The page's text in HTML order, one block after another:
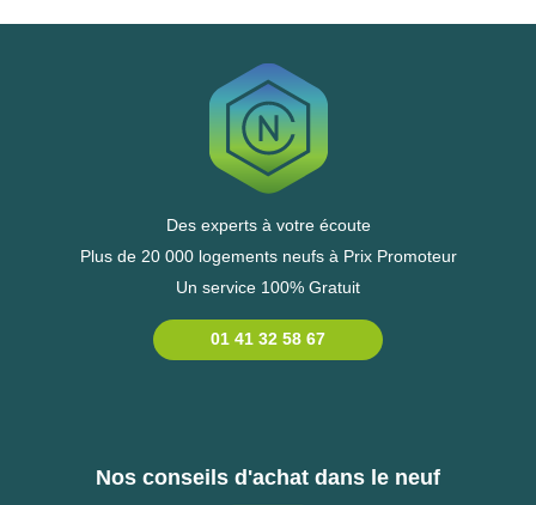
Des experts à votre écoute
Plus de 20 000 logements neufs à Prix Promoteur
Un service 100% Gratuit
01 41 32 58 67
Nos conseils d'achat dans le neuf